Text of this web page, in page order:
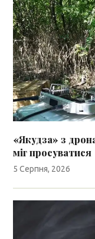
«Якудза» з
міг просуватися
5 Серпня, 2026